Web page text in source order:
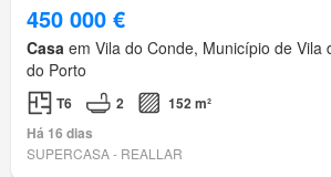
450 000 €
Casa em Vila do Conde, Município de Vila
do Porto
T6 2
152 m²
Há 16 dias
SUPERCASA - REALLAR